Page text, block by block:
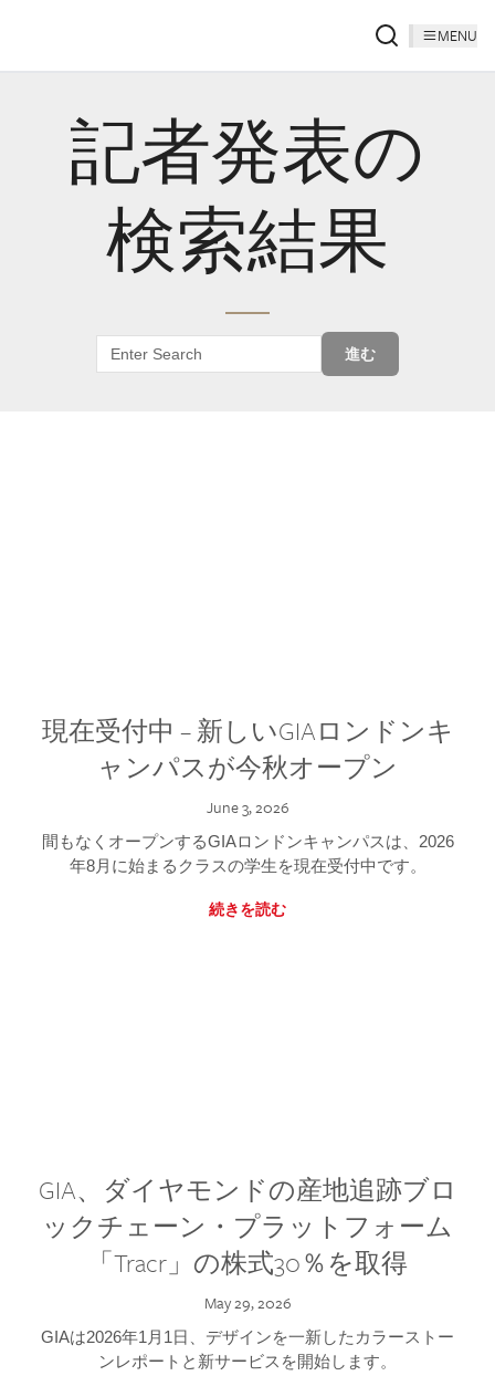
MENU
記者発表の
検索結果
進む
現在受付中 – 新しいGIAロンドンキ
ャンパスが今秋オープン
June 3, 2026
間もなくオープンするGIAロンドンキャンパスは、2026
年8月に始まるクラスの学生を現在受付中です。
続きを読む
GIA、ダイヤモンドの産地追跡ブロ
ックチェーン・プラットフォーム
「Tracr」の株式30％を取得
May 29, 2026
GIAは2026年1月1日、デザインを一新したカラーストー
ンレポートと新サービスを開始します。